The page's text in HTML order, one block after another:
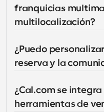
franquicias
multilocalización?
¿Puedo
reserva y la
¿Cal.com se integra
herramientas de